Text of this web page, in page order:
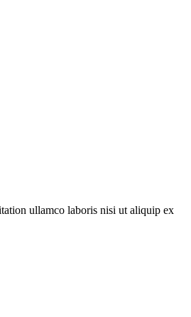
ullamco laboris nisi ut aliquip ex